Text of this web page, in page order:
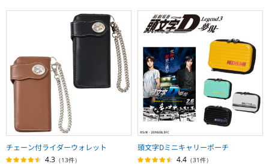
チェーン付ライダーウォレット
4.3 （13件）
頭文字Dミニキャリーポーチ
4.4 （31件）